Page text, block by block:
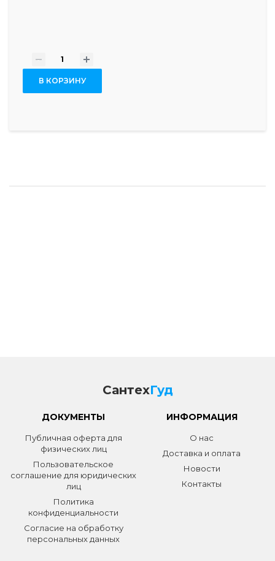
- +
В КОРЗИНУ
СантехГуд
ДОКУМЕНТЫ
Публичная оферта для
физических лиц
Пользовательское
соглашение для юридических
лиц
Политика
конфиденциальности
Согласие на обработку
персональных данных
ИНФОРМАЦИЯ
О нас
Доставка и оплата
Новости
Контакты